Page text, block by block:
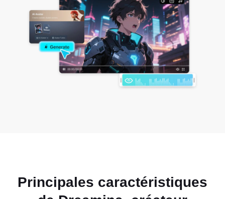
Principales caractéristiques